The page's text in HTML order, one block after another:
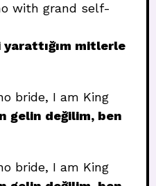
with grand self-
yarattığım mitlerle
bride, I am King
gelin değilim, ben
bride, I am King